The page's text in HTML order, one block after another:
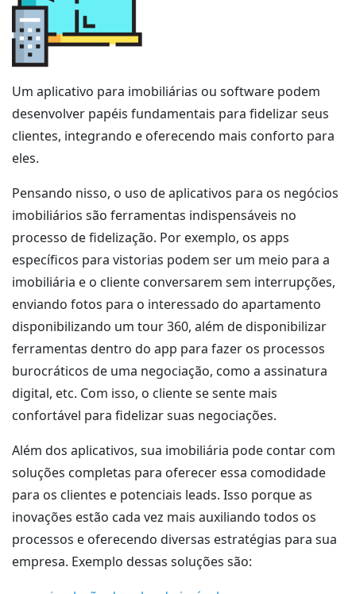
Um aplicativo para imobiliárias ou software podem
desenvolver papéis fundamentais para fidelizar seus
clientes, integrando e oferecendo mais conforto para
eles.
Pensando nisso, o uso de aplicativos para os negócios
imobiliários são ferramentas indispensáveis no
processo de fidelização. Por exemplo, os apps
específicos para vistorias podem ser um meio para a
imobiliária e o cliente conversarem sem interrupções,
enviando fotos para o interessado do apartamento
disponibilizando um tour 360, além de disponibilizar
ferramentas dentro do app para fazer os processos
burocráticos de uma negociação, como a assinatura
digital, etc. Com isso, o cliente se sente mais
confortável para fidelizar suas negociações.
Além dos aplicativos, sua imobiliária pode contar com
soluções completas para oferecer essa comodidade
para os clientes e potenciais leads. Isso porque as
inovações estão cada vez mais auxiliando todos os
processos e oferecendo diversas estratégias para sua
empresa. Exemplo dessas soluções são: